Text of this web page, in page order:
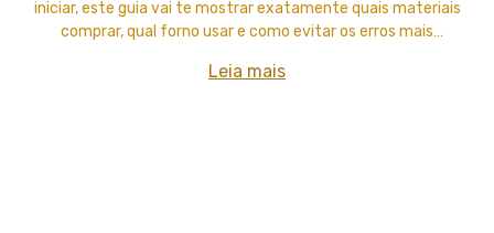
iniciar, este guia vai te mostrar exatamente quais materiais
comprar, qual forno usar e como evitar os erros mais
Leia mais